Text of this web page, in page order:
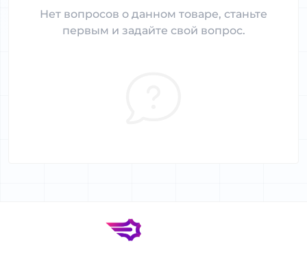
Нет вопросов о данном товаре, станьте
первым и задайте свой вопрос.